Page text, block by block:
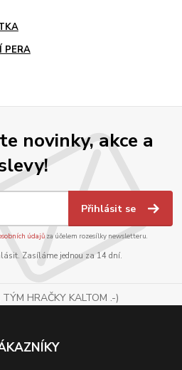
PERA
novinky, akce a
Přihlásit se
údajůza účelem rozesílky newsletteru.
Zasíláme jednou za 14 dní.
HRAČKY KALTOM .-)